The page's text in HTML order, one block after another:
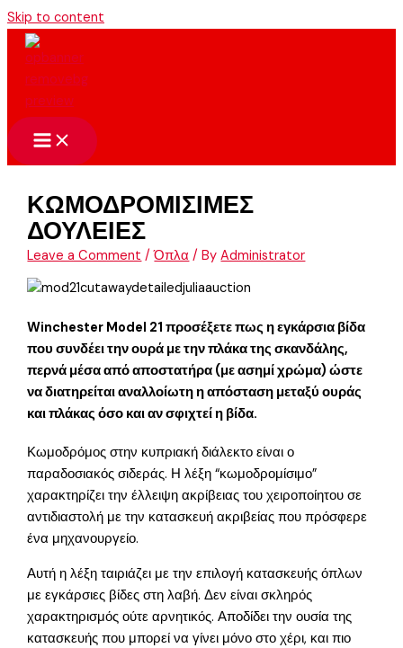
Skip to content
ΚΩΜΟΔΡΟΜΙΣΙΜΕΣ
ΔΟΥΛΕΙΕΣ
Leave a Comment /Όπλα / ByAdministrator
Winchester Model 21 προσέξετε πως η εγκάρσια βίδα
που συνδέει την ουρά με την πλάκα της σκανδάλης,
περνά μέσα από αποστατήρα (με ασημί χρώμα) ώστε
να διατηρείται αναλλοίωτη η απόσταση μεταξύ ουράς
και πλάκας όσο και αν σφιχτεί η βίδα.
Κωμοδρόμος στην κυπριακή διάλεκτο είναι ο
παραδοσιακός σιδεράς. Η λέξη “κωμοδρομίσιμο”
χαρακτηρίζει την έλλειψη ακρίβειας του χειροποίητου σε
αντιδιαστολή με την κατασκευή ακριβείας που πρόσφερε
ένα μηχανουργείο.
Αυτή η λέξη ταιριάζει με την επιλογή κατασκευής όπλων
με εγκάρσιες βίδες στη λαβή. Δεν είναι σκληρός
χαρακτηρισμός ούτε αρνητικός. Αποδίδει την ουσία της
κατασκευής που μπορεί να γίνει μόνο στο χέρι, και πιο